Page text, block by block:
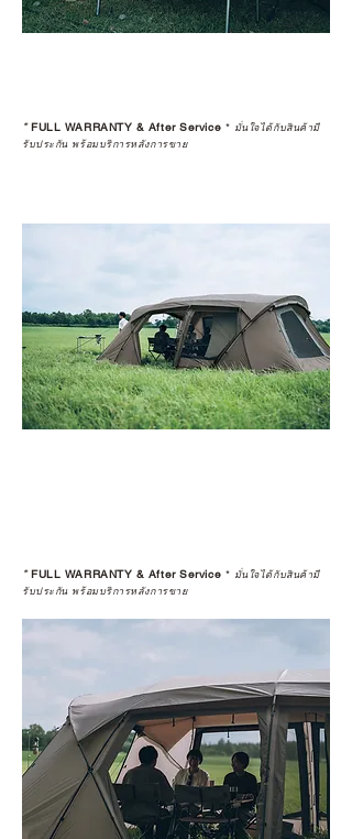
*FULL WARRANTY & After Service * มั่นใจได้กับสินค้ามี
รับประกัน พร้อมบริการหลังการขาย
*FULL WARRANTY & After Service * มั่นใจได้กับสินค้ามี
รับประกัน พร้อมบริการหลังการขาย